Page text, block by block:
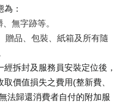
：
無字跡等。
贈品、包裝、紙箱及所有隨
拆封及服務員安裝定位後，
價值損失之費用(整新費、
法歸還消費者自付的附加服